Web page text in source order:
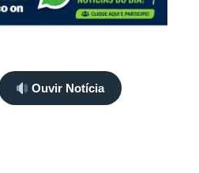
Ouvir Notícia